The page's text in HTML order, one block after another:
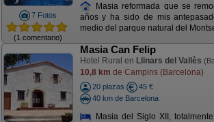
7 Fotos
(1 comentario)
Masia reformada que se
años y ha sido de mis
medio del parque natural del
Masia Can Felip
Hotel Rural en Llinars del Vallès
10,8 km de Campins (Barcelona)
20 plazas
45 €
40 km de Barcelona
Masia del Siglo XII,